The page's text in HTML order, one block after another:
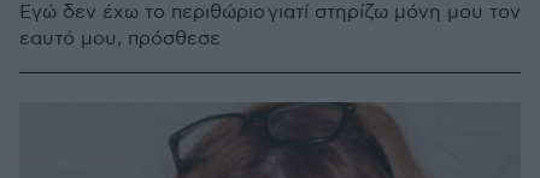
Εγώ δεν έχω το περιθώριο γιατί στηρίζω μόνη μου τον
εαυτό μου, πρόσθεσε